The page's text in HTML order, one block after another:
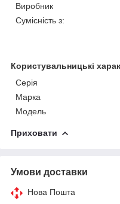
Виробник
Сумісність з:
Користувальницькі
Серія
Марка
Модель
Приховати
Умови доставки
Нова Пошта